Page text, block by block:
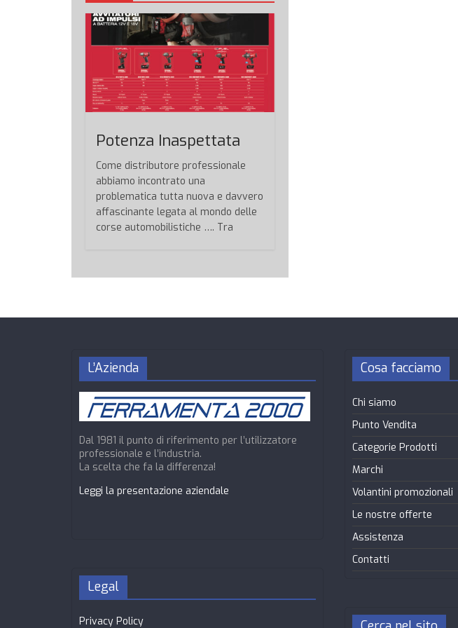
Potenza Inaspettata
Come distributore professionale
abbiamo incontrato una
problematica tutta nuova e davvero
affascinante legata al mondo delle
corse automobilistiche …. Tra
L’Azienda
Dal 1981 il punto di riferimento per l’utilizzatore
professionale e l’industria.
La scelta che fa la differenza!
Leggi la presentazione aziendale
Legal
Privacy Policy
Cosa facciamo
Chi siamo
Punto Vendita
Categorie Prodotti
Marchi
Volantini promozionali
Le nostre offerte
Assistenza
Contatti